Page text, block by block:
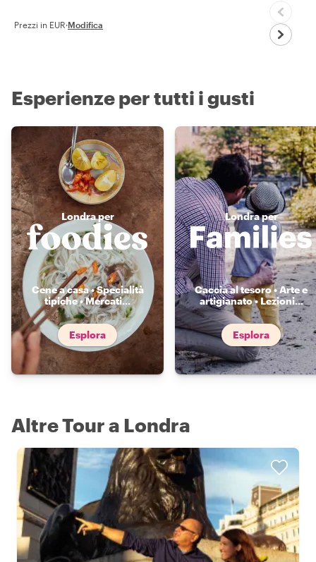
Prezzi in EUR·Modifica
Esperienze per tutti i gusti
Londra per
Cene a casa • Specialità
tipiche • Mercati...
Esplora
Londra per
Caccia al tesoro • Arte e
artigianato • Lezioni...
Esplora
Altre Tour a Londra